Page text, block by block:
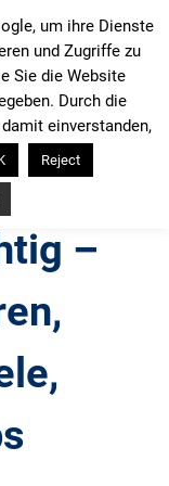
–
um ihre Dienste
und Zugriffe zu
Sie die Website
Durch die
einverstanden,
Reject